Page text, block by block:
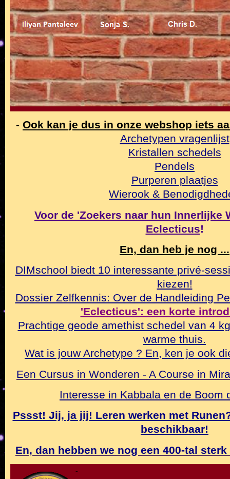
- Ook kan je dus in onze webshop iets
Archetypen vragenlijst
Kristallen schedels
Pendels
Purperen plaatjes
Wierook &
Voor de 'Zoekers naar hun Innerlijke
Eclecticus!
En, dan heb je nog ...
DIMschool biedt 10 interessante privé-
kiezen!
Dossier Zelfkennis: Over de Handleiding
'Eclecticus': een korte
Prachtige geode amethist schedel van 4
warme thuis.
Wat is jouw Archetype ? En, ken je ook
Een Cursus in Wonderen - A Course in
Interesse in Kabbala en de Boom
Pssst! Jij, ja jij! Leren werken met
beschikbaar!
En, dan hebben we nog een 400-tal